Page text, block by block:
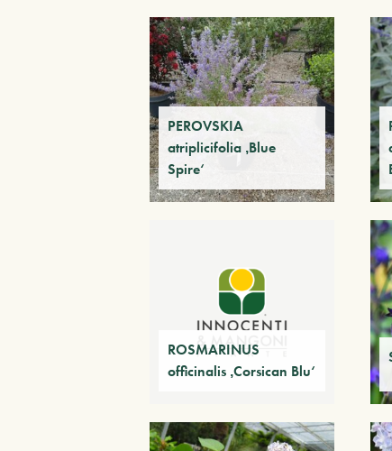
PEROVSKIA
atriplicifolia ‚Blue
Spire‘
ROSMARINUS
officinalis ‚Corsican Blu‘